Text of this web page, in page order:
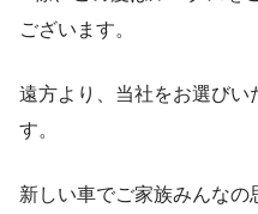
ございます。
遠方より、当社をお選びい
す。
新しい車でご家族みんなの